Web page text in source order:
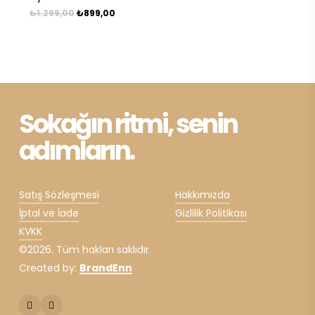
Seçenekler
₺1.299,00Orijinal
₺899,00Şu
Sokağın ritmi, senin
adımların.
Satış Sözleşmesi
İptal ve İade
KVKK
Hakkımızda
Gizlilik Politikası
©2026. Tüm hakları saklıdır.
Created by: BrandEnn